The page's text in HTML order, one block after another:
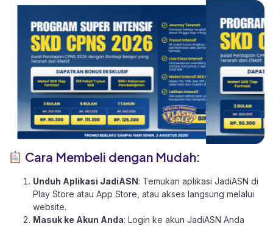
Cara Membeli dengan Mudah:
Unduh Aplikasi JadiASN: Temukan aplikasi JadiASN di
Play Store atau App Store , atau akses langsung melalui
website.
Masuk ke Akun Anda: Login ke akun JadiASN Anda